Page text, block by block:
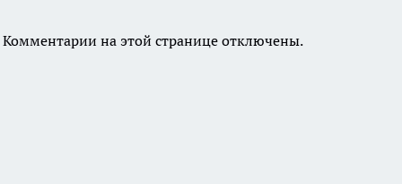
Комментарии на этой странице отключены.